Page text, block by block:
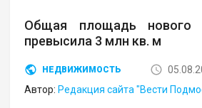
Общая площадь нового
превысила 3 млн кв. м
НЕДВИЖИМОСТЬ
Автор: Редакция сайта "Вести